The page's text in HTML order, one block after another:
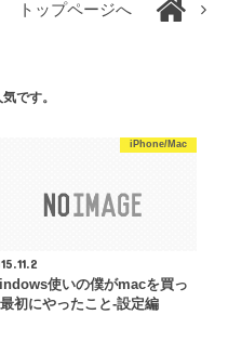
トップページへ
です。
iPhone/Mac
使いの僕がmacを買っ
初にやったこと-設定編